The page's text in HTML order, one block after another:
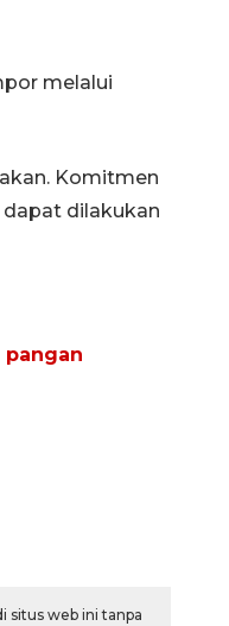
melalui
Komitmen
dilakukan
pangan
situs web ini tanpa